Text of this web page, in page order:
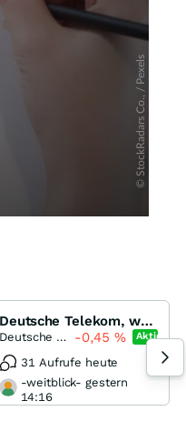
Deutsche Telekom, wer hätte das gedacht ?
Deutsche Telekom -0,45 % Aktie
31 Aufrufe heute
-weitblick- gestern
14:16